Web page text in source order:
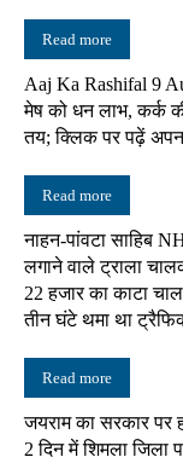
Read more
Aaj Ka Rashifal 9
मेष को धन लाभ, कर्क
तय; क्लिक पर पढ़ें
Read more
नाहन-पांवटा साहिब
लगाने वाले ट्राला
22 हजार का काटा
तीन घंटे थमा था
Read more
जयराम का सरकार पर
2 दिन में शिमला जिला